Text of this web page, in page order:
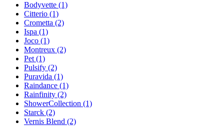
Bodyvette (1)
Citterio (1)
Crometta (2)
Ispa (1)
Joco (1)
Montreux (2)
Pet (1)
Pulsify (2)
Puravida (1)
Raindance (1)
Rainfinity (2)
ShowerCollection (1)
Starck (2)
Vernis Blend (2)